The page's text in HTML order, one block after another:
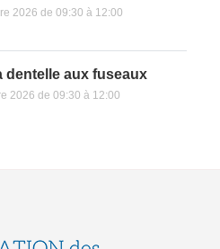
2026 de 09:30 à 12:00
dentelle aux fuseaux
2026 de 09:30 à 12:00